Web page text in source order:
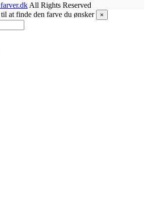
All Rights Reserved
at finde den farve du ønsker
×